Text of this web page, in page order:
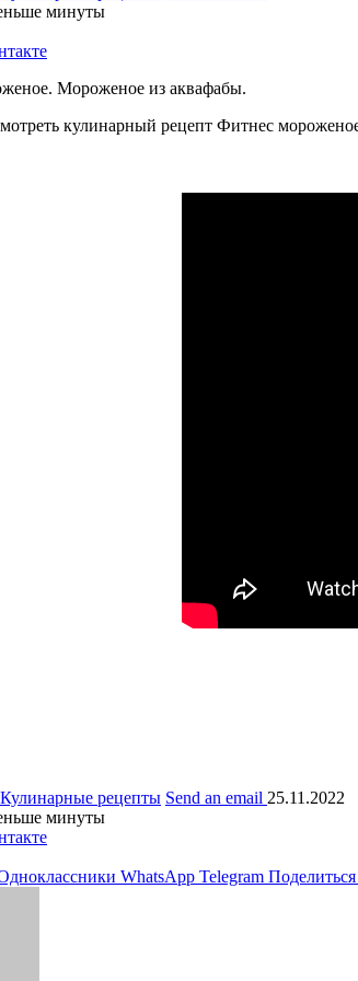
минуты
кулинарный рецепт Фитнес
Кулинарные рецепты Send an email 25.11.2022
минуты
WhatsApp Telegram